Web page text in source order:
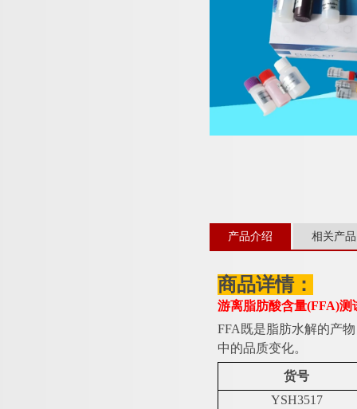
产品介绍 相关产品
商品详情：
游离脂肪酸含量(FFA)测
FFA既是脂肪水解的产
中的品质变化。
货号
YSH3517